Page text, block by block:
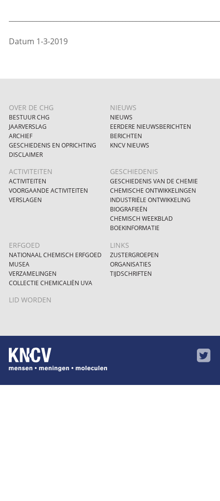
Datum 1-3-2019
OVER DE CHG
BESTUUR CHG
JAARVERSLAG
ARCHIEF
GESCHIEDENIS EN OPRICHTING
DISCLAIMER
NIEUWS
NIEUWS
EERDERE NIEUWSBERICHTEN
BERICHTEN
KNCV NIEUWS
ACTIVITEITEN
ACTIVITEITEN
VOORGAANDE ACTIVITEITEN
VERSLAGEN
GESCHIEDENIS
GESCHIEDENIS VAN DE CHEMIE
CHEMISCHE ONTWIKKELINGEN
INDUSTRIËLE ONTWIKKELING
BIOGRAFIEËN
CHEMISCH WEEKBLAD
BOEKINFORMATIE
ERFGOED
NATIONAAL CHEMISCH ERFGOED
MUSEA
VERZAMELINGEN
COLLECTIE CHEMICALIËN UVA
LINKS
ZUSTERGROEPEN
ORGANISATIES
TIJDSCHRIFTEN
LID WORDEN